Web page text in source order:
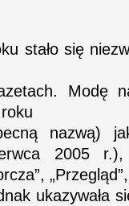
stało się
Modę
nazwą)
2005 r.),
ukazywała